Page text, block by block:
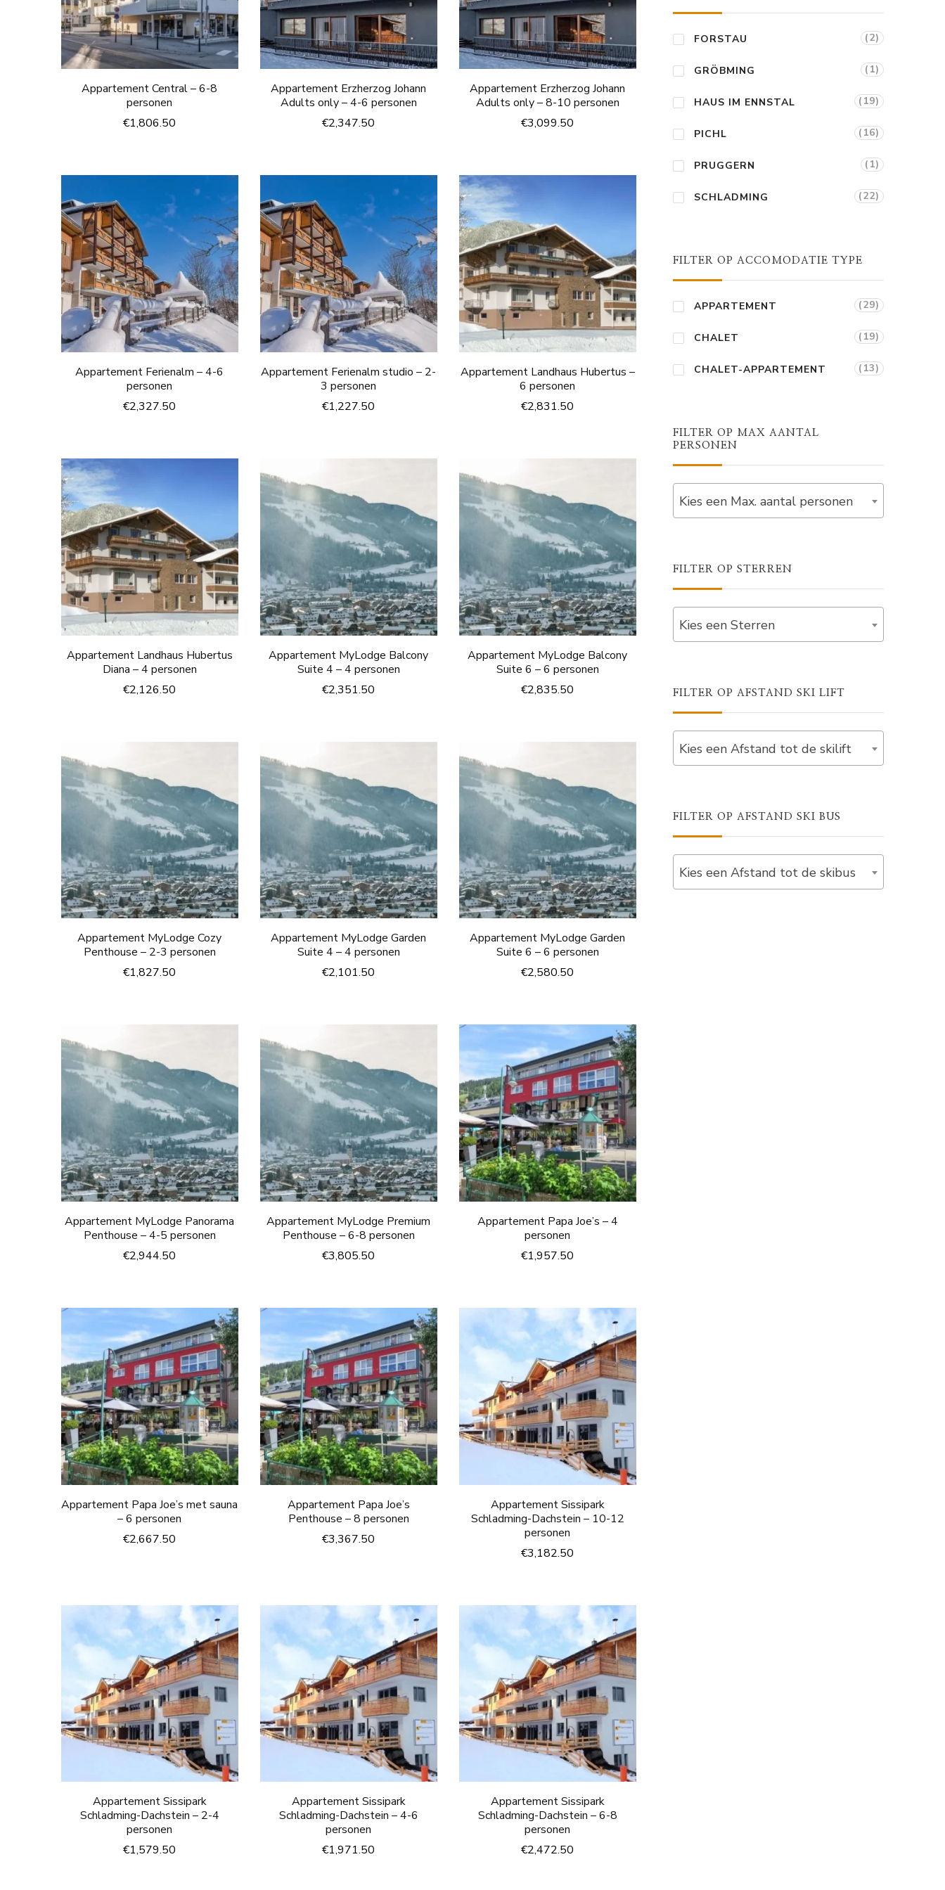
Appartement Central – 6-8
personen
€1,806.50
Appartement Erzherzog Johann
Adults only – 4-6 personen
€2,347.50
Appartement Erzherzog Johann
Adults only – 8-10 personen
€3,099.50
Appartement Ferienalm – 4-6
personen
€2,327.50
Appartement Ferienalm studio – 2-
3 personen
€1,227.50
Appartement Landhaus Hubertus –
6 personen
€2,831.50
Appartement Landhaus Hubertus
Diana – 4 personen
€2,126.50
Appartement MyLodge Balcony
Suite 4 – 4 personen
€2,351.50
Appartement MyLodge Balcony
Suite 6 – 6 personen
€2,835.50
Appartement MyLodge Cozy
Penthouse – 2-3 personen
€1,827.50
Appartement MyLodge Garden
Suite 4 – 4 personen
€2,101.50
Appartement MyLodge Garden
Suite 6 – 6 personen
€2,580.50
Appartement MyLodge Panorama
Penthouse – 4-5 personen
€2,944.50
Appartement MyLodge Premium
Penthouse – 6-8 personen
€3,805.50
Appartement Papa Joe’s – 4
personen
€1,957.50
Appartement Papa Joe’s met sauna
– 6 personen
€2,667.50
Appartement Papa Joe’s
Penthouse – 8 personen
€3,367.50
Appartement Sissipark
Schladming-Dachstein – 10-12
personen
€3,182.50
Appartement Sissipark
Schladming-Dachstein – 2-4
personen
€1,579.50
Appartement Sissipark
Schladming-Dachstein – 4-6
personen
€1,971.50
Appartement Sissipark
Schladming-Dachstein – 6-8
personen
€2,472.50
FORSTAU (2)
GRÖBMING (1)
HAUS IM ENNSTAL (19)
PICHL (16)
PRUGGERN (1)
SCHLADMING (22)
FILTER OP ACCOMODATIE TYPE
APPARTEMENT (29)
CHALET (19)
CHALET-APPARTEMENT (13)
FILTER OP MAX AANTAL
PERSONEN
Kies een Max. aantal personen
FILTER OP STERREN
Kies een Sterren
FILTER OP AFSTAND SKI LIFT
Kies een Afstand tot de skilift
FILTER OP AFSTAND SKI BUS
Kies een Afstand tot de skibus